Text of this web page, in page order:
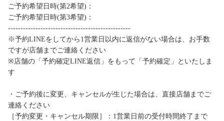
ご予約希望日時(第2希望)：
ご予約希望日時(第3希望)：
-------------------------------------------------
※予約LINEをしてから1営業日以内に返信がない場合は、お手数
ですが店舗までご連絡ください
※店舗の「予約確定LINE返信」をもって「予約確定」といたしま
す
・ご予約後に変更、キャンセルが生じた場合は、直接店舗までご
連絡ください
［予約変更・キャンセル期限］：1営業日前の受付時間終了まで